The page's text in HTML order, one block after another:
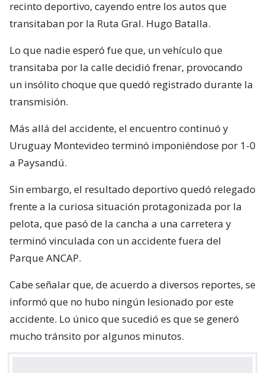
recinto deportivo, cayendo entre los autos que
transitaban por la Ruta Gral. Hugo Batalla.
Lo que nadie esperó fue que, un vehículo que
transitaba por la calle decidió frenar, provocando
un insólito choque que quedó registrado durante la
transmisión.
Más allá del accidente, el encuentro continuó y
Uruguay Montevideo terminó imponiéndose por 1-0
a Paysandú.
Sin embargo, el resultado deportivo quedó relegado
frente a la curiosa situación protagonizada por la
pelota, que pasó de la cancha a una carretera y
terminó vinculada con un accidente fuera del
Parque ANCAP.
Cabe señalar que, de acuerdo a diversos reportes, se
informó que no hubo ningún lesionado por este
accidente. Lo único que sucedió es que se generó
mucho tránsito por algunos minutos.